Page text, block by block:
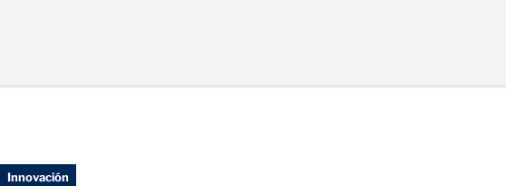
Innovación